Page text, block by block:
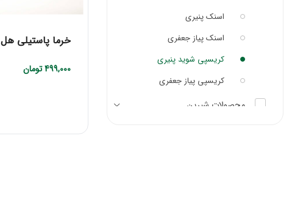
اسنک پنیری
اسنک پیاز جعفری
کریسپی شوید پنیری
کریسپی پیاز جعفری
محصولات شیرین
خرما پاستیلی هل
499,000تومان